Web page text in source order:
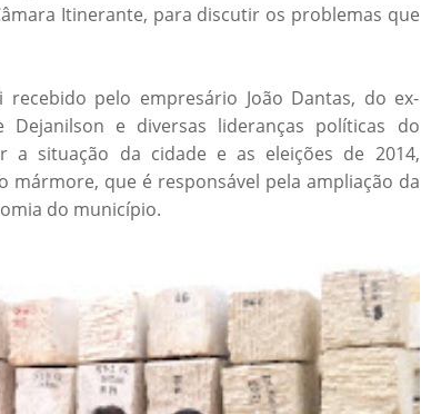
Itinerante, para discutir os problemas que
pelo empresário João Dantas, do ex-
e diversas lideranças políticas do
a situação da cidade e as eleições de 2014,
que é responsável pela ampliação da
do município.